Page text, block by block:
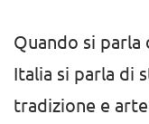
Quando si parla
Italia si parla di
tradizione e